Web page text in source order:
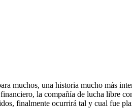
muchos, una historia mucho más
la compañía de lucha libre
finalmente ocurrirá tal y cual fue